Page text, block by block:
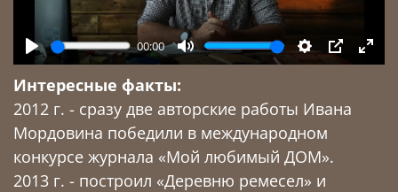
Play
00:00
Mute Settings
PIP
Enter
Интересные факты:
2012 г. - сразу две авторские работы Ивана
Мордовина победили в международном
конкурсе журнала «Мой любимый ДОМ».
2013 г. - построил «Деревню ремесел» и